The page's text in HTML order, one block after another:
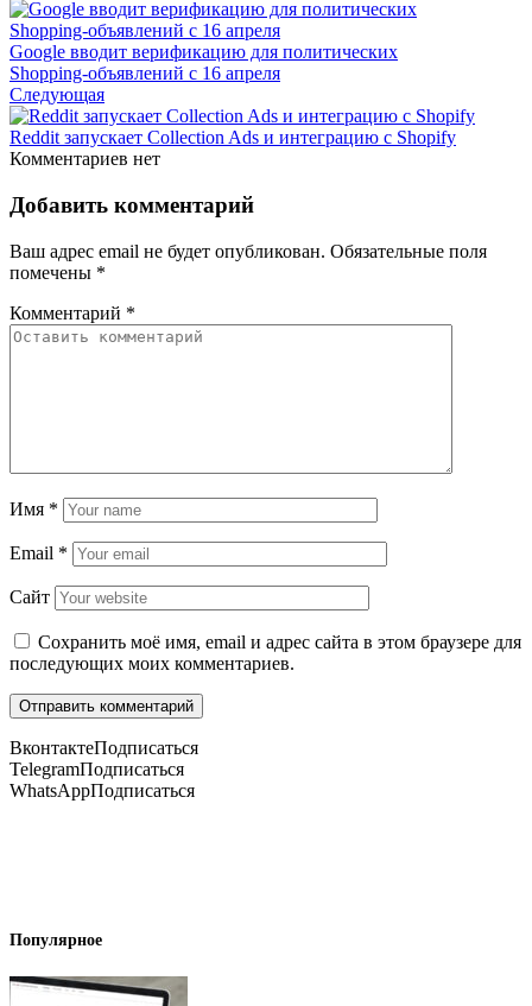
Google вводит верификацию для политических
Shopping‑объявлений с 16 апреля
Следующая
Reddit запускает Collection Ads и интеграцию с Shopify
Комментариев нет
Добавить комментарий
Ваш адрес email не будет опубликован. Обязательные поля
помечены *
Комментарий *
Имя *
Email *
Сайт
Сохранить моё имя, email и адрес сайта в этом браузере для
последующих моих комментариев.
ВконтактеПодписаться
TelegramПодписаться
WhatsAppПодписаться
Популярное